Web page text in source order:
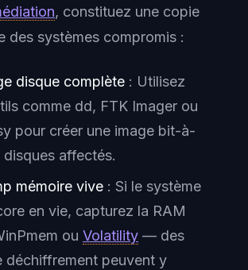
, constituez une copie
des systèmes compromis :
disque complète : Utilisez
comme dd, FTK Imager ou
pour créer une image bit-à-
disques affectés.
mémoire vive : Si le système
en vie, capturez la RAM
ou Volatility — des
déchiffrement peuvent y